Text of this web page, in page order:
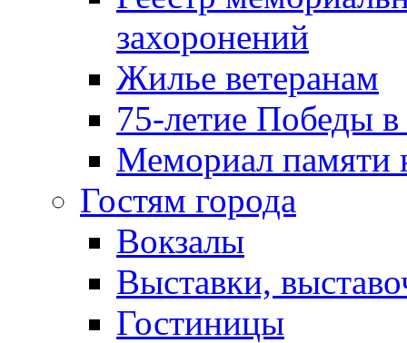
захоронений
Жилье ветеранам
75-летие Победы
Мемориал памяти
Гостям города
Вокзалы
Выставки,
Гостиницы